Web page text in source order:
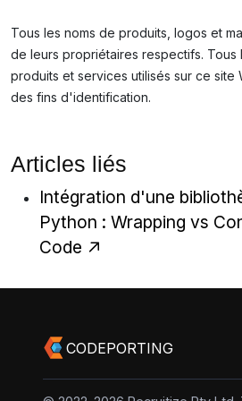
Tous les noms de produits, logos et
de leurs propriétaires respectifs. Tous
produits et services utilisés sur ce site
des fins d'identification.
Articles liés
Intégration d'une
Python : Wrapping vs
Code
CODEPORTING